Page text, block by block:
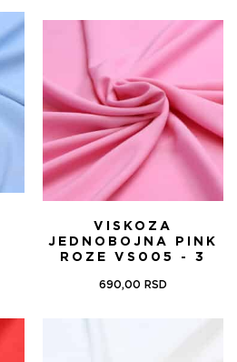
VISKOZA
JEDNOBOJNA PINK
ROZE VS005 - 3
690,00 RSD